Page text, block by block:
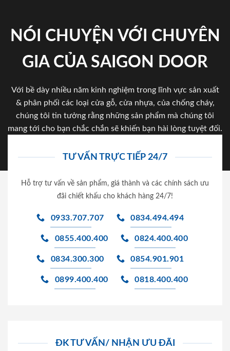
NÓI CHUYỆN VỚI CHUYÊN
GIA CỦA SAIGON DOOR
Với bề dày nhiều năm kinh nghiệm trong lĩnh vực sản xuất
& phân phối các loại cửa gỗ, cửa nhựa, của chống cháy,
chúng tôi tin tưởng rằng những sản phẩm mà chúng tôi
mang tới cho bạn chắc chắn sẽ khiến bạn hài lòng tuyệt đối.
TƯ VẤN TRỰC TIẾP 24/7
Hỗ trợ tư vấn về sản phẩm, giá thành và các chính sách ưu
đãi chiết khấu cho khách hàng 24/7!
0933.707.707 0834.494.494
0855.400.400 0824.400.400
0834.300.300 0854.901.901
0899.400.400 0818.400.400
ĐK TƯ VẤN/ NHẬN ƯU ĐÃI